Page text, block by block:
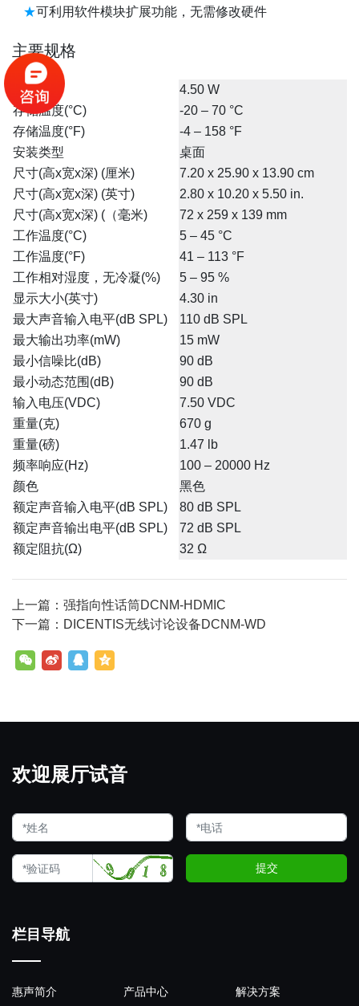
可利用软件模块扩展功能，无需修改硬件
主要规格
功耗(W)
4.50 W
存储温度(°C)
-20 – 70 °C
存储温度(°F)
-4 – 158 °F
安装类型
桌面
尺寸(高x宽x深) (厘米)
7.20 x 25.90 x 13.90 cm
尺寸(高x宽x深) (英寸)
2.80 x 10.20 x 5.50 in.
尺寸(高x宽x深) (（毫米)
72 x 259 x 139 mm
工作温度(°C)
5 – 45 °C
工作温度(°F)
41 – 113 °F
工作相对湿度，无冷凝(%)
5 – 95 %
显示大小(英寸)
4.30 in
最大声音输入电平(dB SPL)
110 dB SPL
最大输出功率(mW)
15 mW
最小信噪比(dB)
90 dB
最小动态范围(dB)
90 dB
输入电压(VDC)
7.50 VDC
重量(克)
670 g
重量(磅)
1.47 lb
频率响应(Hz)
100 – 20000 Hz
颜色
黑色
额定声音输入电平(dB SPL)
80 dB SPL
额定声音输出电平(dB SPL)
72 dB SPL
额定阻抗(Ω)
32 Ω
上一篇：强指向性话筒DCNM-HDMIC
下一篇：DICENTIS无线讨论设备DCNM-WD
欢迎展厅试音
提交
栏目导航
惠声简介 产品中心 解决方案